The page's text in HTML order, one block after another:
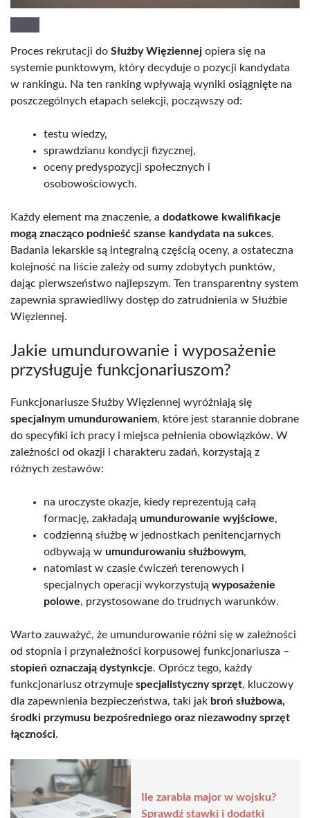
Proces rekrutacji do Służby Więziennej opiera się na
systemie punktowym, który decyduje o pozycji kandydata
w rankingu. Na ten ranking wpływają wyniki osiągnięte na
poszczególnych etapach selekcji, począwszy od:
testu wiedzy,
sprawdzianu kondycji fizycznej,
oceny predyspozycji społecznych i
osobowościowych.
Każdy element ma znaczenie, a dodatkowe kwalifikacje
mogą znacząco podnieść szanse kandydata na sukces.
Badania lekarskie są integralną częścią oceny, a ostateczna
kolejność na liście zależy od sumy zdobytych punktów,
dając pierwszeństwo najlepszym. Ten transparentny system
zapewnia sprawiedliwy dostęp do zatrudnienia w Służbie
Więziennej.
Jakie umundurowanie i wyposażenie
przysługuje funkcjonariuszom?
Funkcjonariusze Służby Więziennej wyróżniają się
specjalnym umundurowaniem, które jest starannie dobrane
do specyfiki ich pracy i miejsca pełnienia obowiązków. W
zależności od okazji i charakteru zadań, korzystają z
różnych zestawów:
na uroczyste okazje, kiedy reprezentują całą
formację, zakładają umundurowanie wyjściowe,
codzienną służbę w jednostkach penitencjarnych
odbywają w umundurowaniu służbowym,
natomiast w czasie ćwiczeń terenowych i
specjalnych operacji wykorzystują wyposażenie
polowe, przystosowane do trudnych warunków.
Warto zauważyć, że umundurowanie różni się w zależności
od stopnia i przynależności korpusowej funkcjonariusza –
stopień oznaczają dystynkcje. Oprócz tego, każdy
funkcjonariusz otrzymuje specjalistyczny sprzęt, kluczowy
dla zapewnienia bezpieczeństwa, taki jak broń służbowa,
środki przymusu bezpośredniego oraz niezawodny sprzęt
łączności.
Ile zarabia major w wojsku?
Sprawdź stawki i dodatki